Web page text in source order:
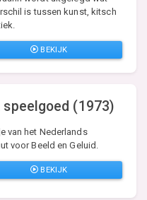
is tussen kunst, kitsch
BEKIJK
speelgoed (1973)
van het Nederlands
voor Beeld en Geluid.
BEKIJK